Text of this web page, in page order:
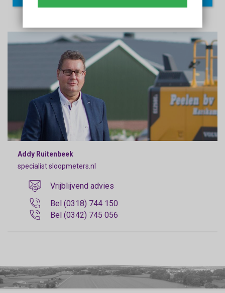
Addy Ruitenbeek
specialist sloopmeters.nl
Vrijblijvend advies
Bel (0318) 744 150
Bel (0342) 745 056